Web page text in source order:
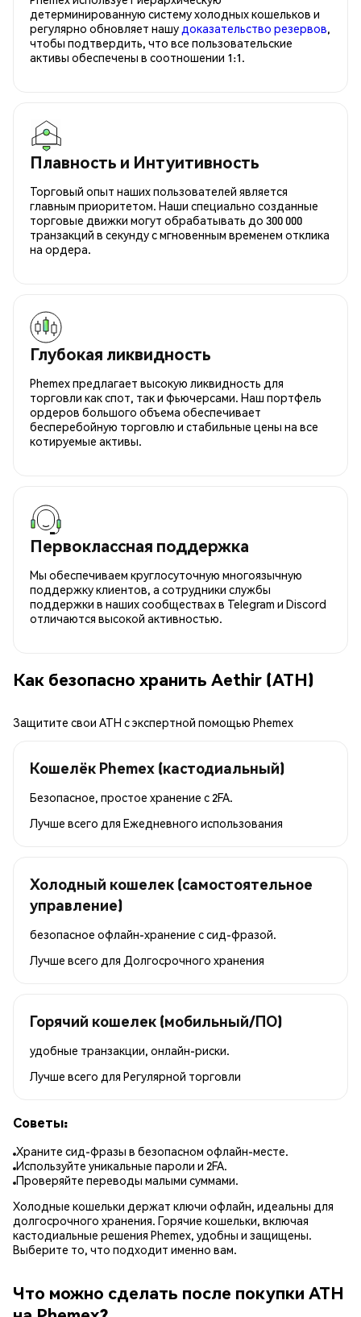
детерминированную систему холодных кошельков и
регулярно обновляет нашу доказательство резервов,
чтобы подтвердить, что все пользовательские
активы обеспечены в соотношении 1:1.
Плавность и Интуитивность
Торговый опыт наших пользователей является
главным приоритетом. Наши специально созданные
торговые движки могут обрабатывать до 300 000
транзакций в секунду с мгновенным временем отклика
на ордера.
Глубокая ликвидность
Phemex предлагает высокую ликвидность для
торговли как спот, так и фьючерсами. Наш портфель
ордеров большого объема обеспечивает
бесперебойную торговлю и стабильные цены на все
котируемые активы.
Первоклассная поддержка
Мы обеспечиваем круглосуточную многоязычную
поддержку клиентов, а сотрудники службы
поддержки в наших сообществах в Telegram и Discord
отличаются высокой активностью.
Как безопасно хранить Aethir (ATH)
Защитите свои ATH с экспертной помощью Phemex
Кошелёк Phemex (кастодиальный)
Безопасное, простое хранение с 2FA.
Лучше всего для Ежедневного использования
Холодный кошелек (самостоятельное
управление)
безопасное офлайн-хранение с сид-фразой.
Лучше всего для Долгосрочного хранения
Горячий кошелек (мобильный/ПО)
удобные транзакции, онлайн-риски.
Лучше всего для Регулярной торговли
Советы:
Храните сид-фразы в безопасном офлайн-месте.
Используйте уникальные пароли и 2FA.
Проверяйте переводы малыми суммами.
Холодные кошельки держат ключи офлайн, идеальны для
долгосрочного хранения. Горячие кошельки, включая
кастодиальные решения Phemex, удобны и защищены.
Выберите то, что подходит именно вам.
Что можно сделать после покупки ATH